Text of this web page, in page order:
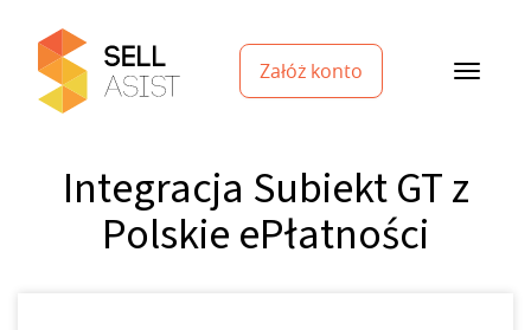
Załóż konto
Integracja Subiekt GT z
Polskie ePłatności